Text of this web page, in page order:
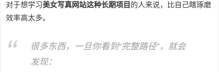
对于想学习美女写真网站这种长期项目 的人来说，比自己瞎琢磨
效率高太多。
很多东西，一旦你看到“完整路径”，就会
发现：